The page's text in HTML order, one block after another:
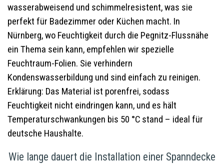
wasserabweisend und schimmelresistent, was sie
perfekt für Badezimmer oder Küchen macht. In
Nürnberg, wo Feuchtigkeit durch die Pegnitz-Flussnähe
ein Thema sein kann, empfehlen wir spezielle
Feuchtraum-Folien. Sie verhindern
Kondenswasserbildung und sind einfach zu reinigen.
Erklärung: Das Material ist porenfrei, sodass
Feuchtigkeit nicht eindringen kann, und es hält
Temperaturschwankungen bis 50 °C stand – ideal für
deutsche Haushalte.
Wie lange dauert die Installation einer Spanndecke